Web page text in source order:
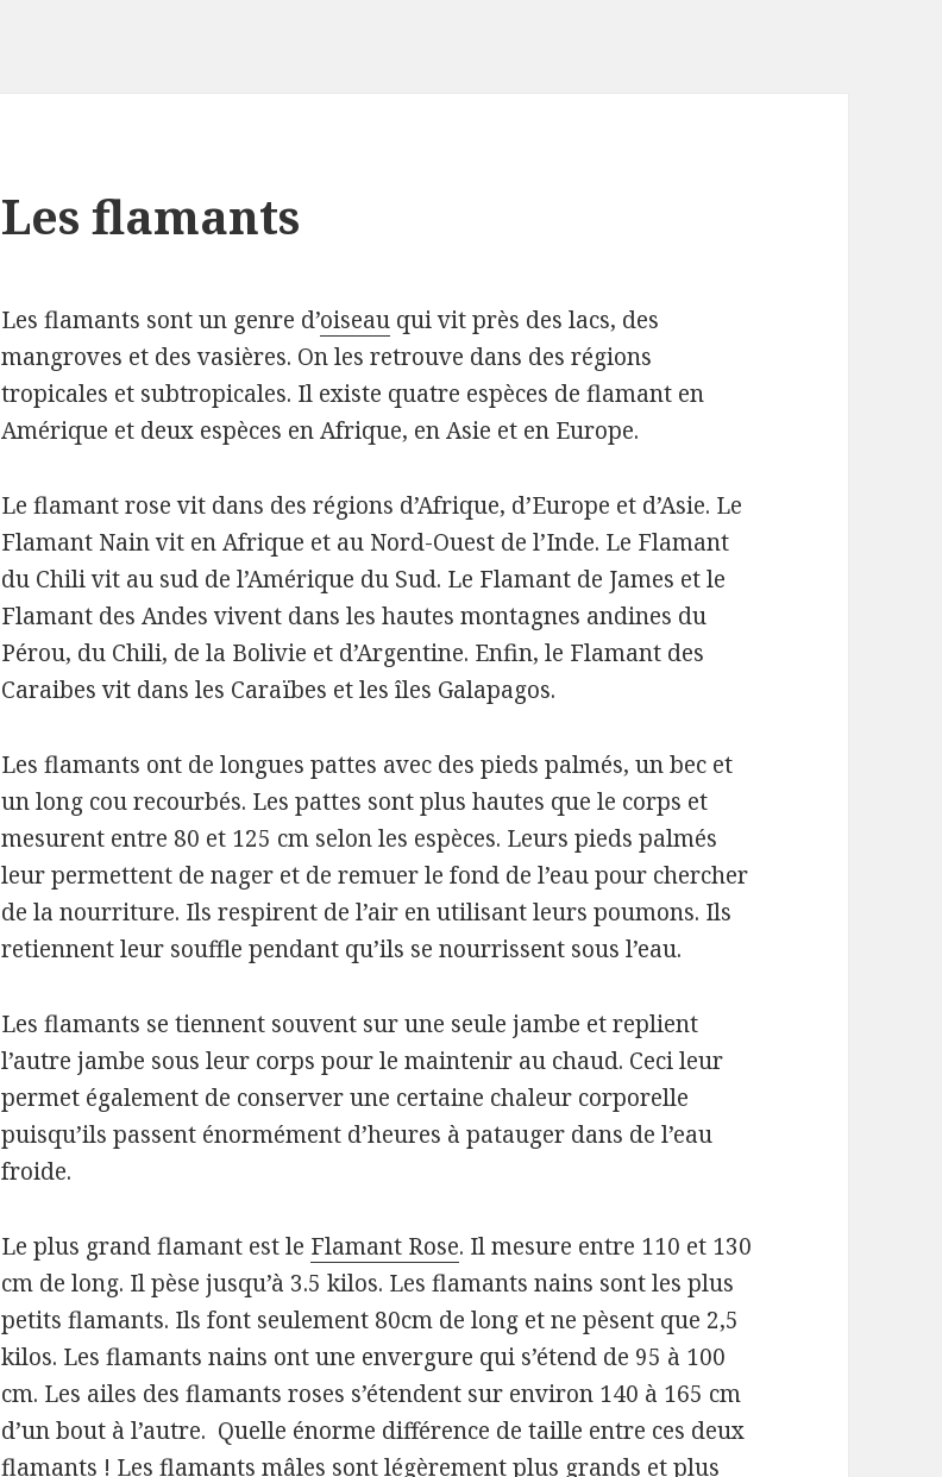
Les flamants
Les flamants sont un genre d’oiseau qui vit près des lacs, des
mangroves et des vasières. On les retrouve dans des régions
tropicales et subtropicales. Il existe quatre espèces de flamant en
Amérique et deux espèces en Afrique, en Asie et en Europe.
Le flamant rose vit dans des régions d’Afrique, d’Europe et d’Asie. Le
Flamant Nain vit en Afrique et au Nord-Ouest de l’Inde. Le Flamant
du Chili vit au sud de l’Amérique du Sud. Le Flamant de James et le
Flamant des Andes vivent dans les hautes montagnes andines du
Pérou, du Chili, de la Bolivie et d’Argentine. Enfin, le Flamant des
Caraibes vit dans les Caraïbes et les îles Galapagos.
Les flamants ont de longues pattes avec des pieds palmés, un bec et
un long cou recourbés. Les pattes sont plus hautes que le corps et
mesurent entre 80 et 125 cm selon les espèces. Leurs pieds palmés
leur permettent de nager et de remuer le fond de l’eau pour chercher
de la nourriture. Ils respirent de l’air en utilisant leurs poumons. Ils
retiennent leur souffle pendant qu’ils se nourrissent sous l’eau.
Les flamants se tiennent souvent sur une seule jambe et replient
l’autre jambe sous leur corps pour le maintenir au chaud. Ceci leur
permet également de conserver une certaine chaleur corporelle
puisqu’ils passent énormément d’heures à patauger dans de l’eau
froide.
Le plus grand flamant est le Flamant Rose. Il mesure entre 110 et 130
cm de long. Il pèse jusqu’à 3.5 kilos. Les flamants nains sont les plus
petits flamants. Ils font seulement 80cm de long et ne pèsent que 2,5
kilos. Les flamants nains ont une envergure qui s’étend de 95 à 100
cm. Les ailes des flamants roses s’étendent sur environ 140 à 165 cm
d’un bout à l’autre. Quelle énorme différence de taille entre ces deux
flamants ! Les flamants mâles sont légèrement plus grands et plus